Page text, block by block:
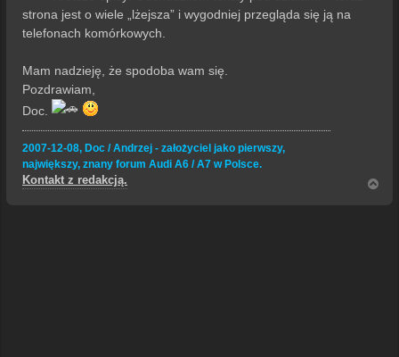
strona jest o wiele „lżejsza” i wygodniej przegląda się ją na
telefonach komórkowych.
Mam nadzieję, że spodoba wam się.
Pozdrawiam,
Doc.
2007-12-08, Doc / Andrzej - założyciel jako pierwszy,
największy, znany forum Audi A6 / A7 w Polsce.
Kontakt z redakcją.